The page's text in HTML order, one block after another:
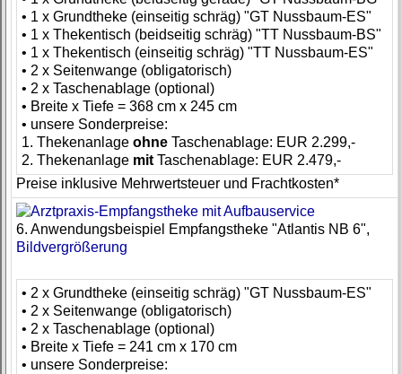
• 1 x Grundtheke (einseitig schräg) "GT Nussbaum-ES"
• 1 x Thekentisch (beidseitig schräg) "TT Nussbaum-BS"
• 1 x Thekentisch (einseitig schräg) "TT Nussbaum-ES"
• 2 x Seitenwange (obligatorisch)
• 2 x Taschenablage (optional)
• Breite x Tiefe = 368 cm x 245 cm
• unsere Sonderpreise:
1. Thekenanlageohne Taschenablage: EUR 2.299,-
2. Thekenanlage mit Taschenablage: EUR 2.479,-
Preise inklusive Mehrwertsteuer und Frachtkosten*
6. Anwendungsbeispiel Empfangstheke "Atlantis NB 6",
Bildvergrößerung
• 2 x Grundtheke (einseitig schräg) "GT Nussbaum-ES"
• 2 x Seitenwange (obligatorisch)
• 2 x Taschenablage (optional)
• Breite x Tiefe = 241 cm x 170 cm
• unsere Sonderpreise: